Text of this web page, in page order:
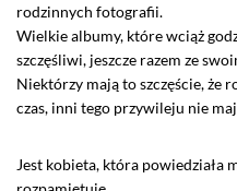
rodzinnych fotografii.
Wielkie albumy, które wciąż
szczęśliwi, jeszcze razem ze
Niektórzy mają to szczęście, że
czas, inni tego przywileju nie
Jest kobieta, która powiedziała